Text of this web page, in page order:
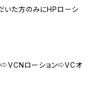
いた方のみにHPローシ
⇨VCNローション⇨VCオ